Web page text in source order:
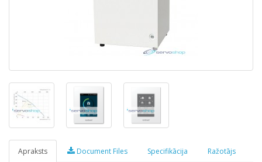
Apraksts Document Files Specifikācija Ražotājs